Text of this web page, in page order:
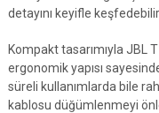
detayını keyifle
Kompakt tasarımıyla JBL
ergonomik yapısı
süreli kullanımlarda bile
kablosu düğümlenmeyi